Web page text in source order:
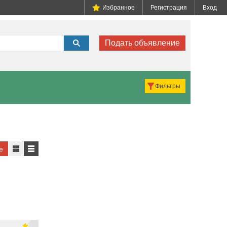
Подать объявление
Фильтры
Избранное Регистрация Вход